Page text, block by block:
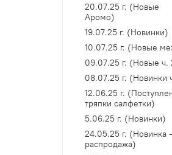
20.07.25 г. (Новые
Аромо)
19.07.25 г. (Новинки)
10.07.25 г. (Новые
09.07.25 г. (Новые ч.
08.07.25 г. (Новинки
12.06.25 г.
тряпки салфетки)
5.06.25 г. (Новинки)
24.05.25 г. (Новинка -
распродажа)